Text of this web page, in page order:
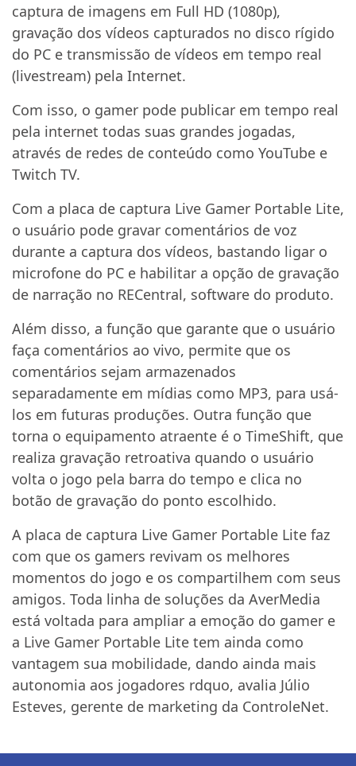
captura de imagens em Full HD (1080p),
gravação dos vídeos capturados no disco rígido
do PC e transmissão de vídeos em tempo real
(livestream) pela Internet.
Com isso, o gamer pode publicar em tempo real
pela internet todas suas grandes jogadas,
através de redes de conteúdo como YouTube e
Twitch TV.
Com a placa de captura Live Gamer Portable Lite,
o usuário pode gravar comentários de voz
durante a captura dos vídeos, bastando ligar o
microfone do PC e habilitar a opção de gravação
de narração no RECentral, software do produto.
Além disso, a função que garante que o usuário
faça comentários ao vivo, permite que os
comentários sejam armazenados
separadamente em mídias como MP3, para usá-
los em futuras produções. Outra função que
torna o equipamento atraente é o TimeShift, que
realiza gravação retroativa quando o usuário
volta o jogo pela barra do tempo e clica no
botão de gravação do ponto escolhido.
A placa de captura Live Gamer Portable Lite faz
com que os gamers revivam os melhores
momentos do jogo e os compartilhem com seus
amigos. Toda linha de soluções da AverMedia
está voltada para ampliar a emoção do gamer e
a Live Gamer Portable Lite tem ainda como
vantagem sua mobilidade, dando ainda mais
autonomia aos jogadores rdquo, avalia Júlio
Esteves, gerente de marketing da ControleNet.